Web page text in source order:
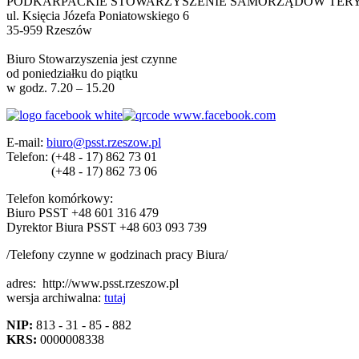
ul. Księcia Józefa Poniatowskiego 6
35-959 Rzeszów
Biuro Stowarzyszenia jest czynne
od poniedziałku do piątku
w godz. 7.20 – 15.20
E-mail: biuro@psst.rzeszow.pl
Telefon: (+48 - 17) 862 73 01
(+48 - 17) 862 73 06
Telefon komórkowy:
Biuro PSST +48 601 316 479
Dyrektor Biura PSST +48 603 093 739
/Telefony czynne w godzinach pracy Biura/
adres: http://www.psst.rzeszow.pl
wersja archiwalna: tutaj
NIP: 813 - 31 - 85 - 882
KRS: 0000008338